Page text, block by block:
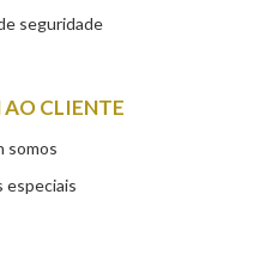
seguridade
CLIENTE
somos
especiais